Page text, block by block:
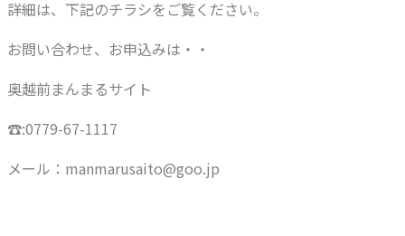
詳細は、下記のチラシをご覧ください。
お問い合わせ、お申込みは・・
奥越前まんまるサイト
☎:0779-67-1117
メール：manmarusaito@goo.jp